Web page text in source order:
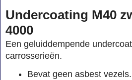
Undercoating M40
4000
Een geluiddempende
carrosserieën.
Bevat geen asbest vezels.